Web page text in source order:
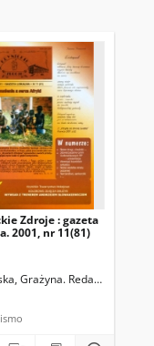
Zdroje : gazeta
2001, nr 11(81)
Grażyna. Redaktor